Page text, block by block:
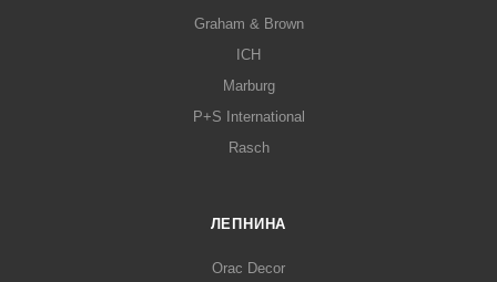
Graham & Brown
ICH
Marburg
P+S International
Rasch
ЛЕПНИНА
Orac Decor